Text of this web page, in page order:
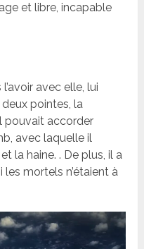
et libre, incapable
avec elle, lui
pointes, la
pouvait accorder
avec laquelle il
la haine. . De plus, il a
mortels n’étaient à